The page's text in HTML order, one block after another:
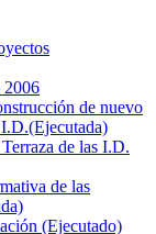
2006
de nuevo
de las I.D.
de las
(Ejecutado)